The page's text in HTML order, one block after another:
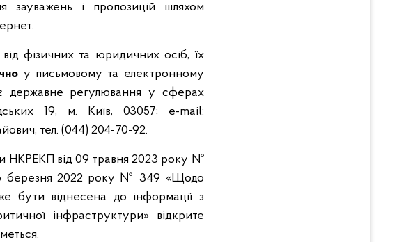
зауважень і пропозицій шляхом
фізичних та юридичних осіб, їх
у письмовому та електронному
державне регулювання у сферах
19, м. Київ, 03057; e-mail:
тел. (044) 204-70-92.
НКРЕКП від 09 травня 2023 року №
березня 2022 року № 349 «Щодо
бути віднесена до інформації з
інфраструктури» відкрите